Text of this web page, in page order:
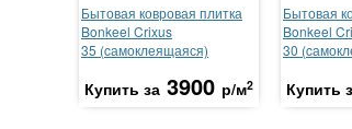
Бытовая ковровая плитка
Bonkeel Crixus
35 (cамоклеящаяся)
Купить за 3900 р/м2
Бытовая
Bonkeel
30
Купить